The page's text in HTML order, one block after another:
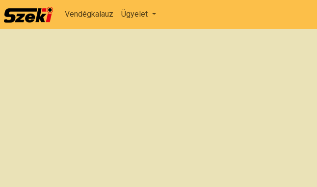
Vendégkalauz Ügyelet